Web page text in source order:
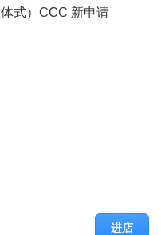
体式）CCC 新申请
进店